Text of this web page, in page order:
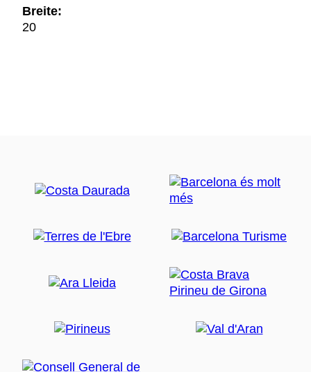
Breite:
20